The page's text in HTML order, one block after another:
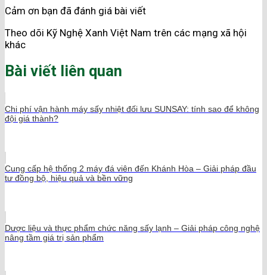
Cảm ơn bạn đã đánh giá bài viết
Theo dõi Kỹ Nghệ Xanh Việt Nam trên các mạng xã hội
khác
Bài viết liên quan
Chi phí vận hành máy sấy nhiệt đối lưu SUNSAY: tính sao để không
đội giá thành?
Cung cấp hệ thống 2 máy đá viên đến Khánh Hòa – Giải pháp đầu
tư đồng bộ, hiệu quả và bền vững
Dược liệu và thực phẩm chức năng sấy lạnh – Giải pháp công nghệ
nâng tầm giá trị sản phẩm